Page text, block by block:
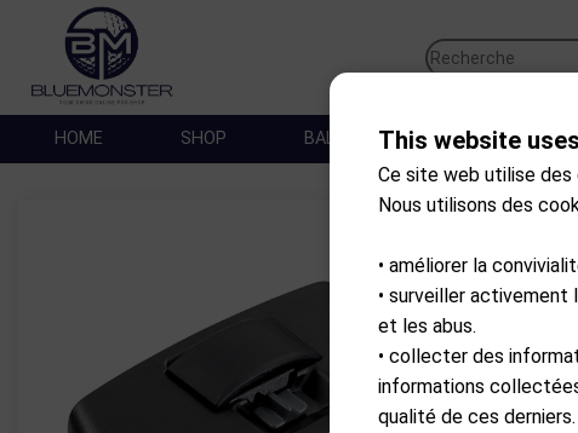
HOME SHOP BALLES DE GOLF SACS
This website
Ce site web utilise des
Nous utilisons des
• améliorer la
• surveiller
et les abus.
• collecter des
informations
qualité de ces derniers.